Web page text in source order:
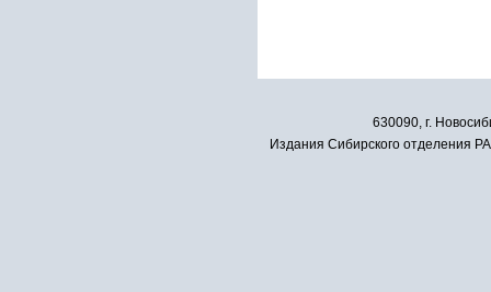
630090, г.
Издания Сибирского отделения